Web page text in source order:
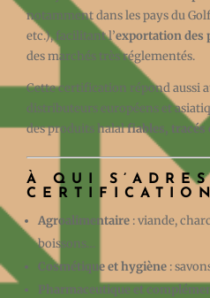
notamment dans les pays du
etc.), facilitant l’exportation des
des marchés très réglementés.
Cette certification répond aussi
distributeurs européens et
des produits halalfiables, tracés
À QUI
Agroalimentaire : viande,
boissons…
Cosmétique et hygiène :
Pharmaceutique et